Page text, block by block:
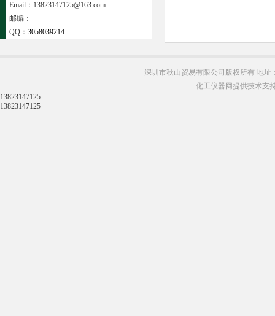
Email：13823147125@163.com
邮编：
QQ： 3058039214
深圳市秋山贸易有限公司版权所有 地址
化工仪器网提供技术支
13823147125
13823147125